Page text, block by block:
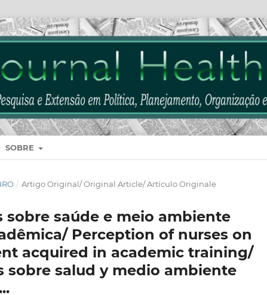
SOBRE
/ Artigo Original/ Original Article/ Artículo Originale
sobre saúde e meio ambiente
Perception of nurses on
acquired in academic training/
sobre salud y medio ambiente